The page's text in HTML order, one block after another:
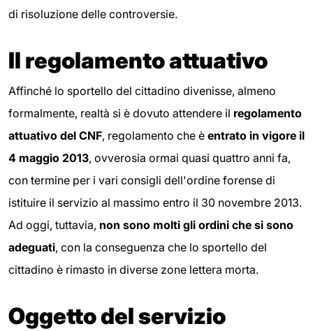
di risoluzione delle controversie.
Il regolamento attuativo
Affinché lo sportello del cittadino divenisse, almeno
formalmente, realtà si è dovuto attendere il regolamento
attuativo del CNF, regolamento che è entrato in vigore il
4 maggio 2013, ovverosia ormai quasi quattro anni fa,
con termine per i vari consigli dell'ordine forense di
istituire il servizio al massimo entro il 30 novembre 2013.
Ad oggi, tuttavia, non sono molti gli ordini che si sono
adeguati, con la conseguenza che lo sportello del
cittadino è rimasto in diverse zone lettera morta.
Oggetto del servizio